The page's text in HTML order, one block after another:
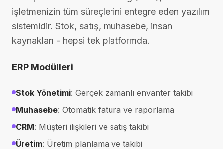
işletmenizin tüm süreçlerini entegre eden yazılım
sistemidir. Stok, satış, muhasebe, insan
kaynakları - hepsi tek platformda.
ERP Modülleri
Stok Yönetimi: Gerçek zamanlı envanter takibi
Muhasebe: Otomatik fatura ve raporlama
CRM: Müşteri ilişkileri ve satış takibi
Üretim: Üretim planlama ve takibi